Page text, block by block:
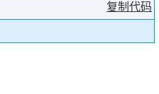
复制代码